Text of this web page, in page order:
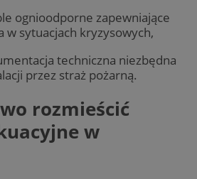
ognioodporne zapewniające
w sytuacjach kryzysowych,
techniczna niezbędna
przez straż pożarną.
rozmieścić
w